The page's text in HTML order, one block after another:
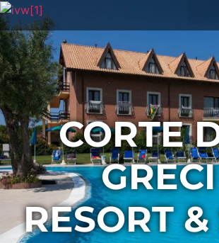
CORTE
GRECI
RESORT